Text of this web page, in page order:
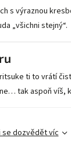
s výraznou
„všichni stejný“.
ti to vrátí
tak aspoň víš,
se dozvědět víc